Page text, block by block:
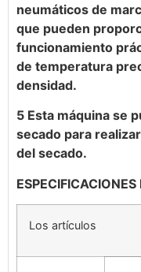
neumáticos de
que pueden
funcionamiento
de temperatura
densidad.
5 Esta máquina se
secado para
del secado.
Los artículos